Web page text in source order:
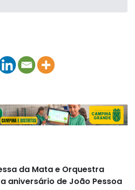
da Mata e Orquestra
aniversário de João Pessoa